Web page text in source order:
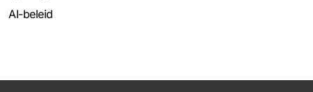
AI-beleid